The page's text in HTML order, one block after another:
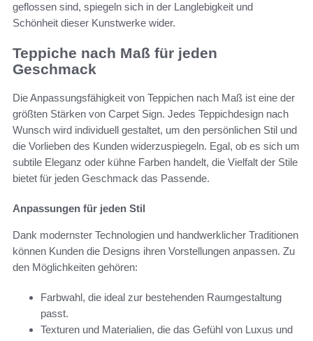
geflossen sind, spiegeln sich in der Langlebigkeit und
Schönheit dieser Kunstwerke wider.
Teppiche nach Maß für jeden
Geschmack
Die Anpassungsfähigkeit von Teppichen nach Maß ist eine der
größten Stärken von Carpet Sign. Jedes Teppichdesign nach
Wunsch wird individuell gestaltet, um den persönlichen Stil und
die Vorlieben des Kunden widerzuspiegeln. Egal, ob es sich um
subtile Eleganz oder kühne Farben handelt, die Vielfalt der Stile
bietet für jeden Geschmack das Passende.
Anpassungen für jeden Stil
Dank modernster Technologien und handwerklicher Traditionen
können Kunden die Designs ihren Vorstellungen anpassen. Zu
den Möglichkeiten gehören:
Farbwahl, die ideal zur bestehenden Raumgestaltung
passt.
Texturen und Materialien, die das Gefühl von Luxus und